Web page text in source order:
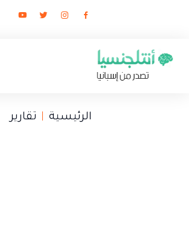
الرئيسية تقارير